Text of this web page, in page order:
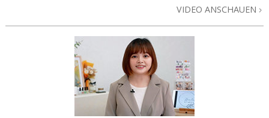
VIDEO ANSCHAUEN